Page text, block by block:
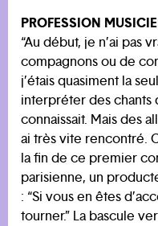
PROFESSION
“Au début, je n’ai pas
compagnons ou de
j’étais quasiment la
interpréter des chants
connaissait. Mais des
ai très vite rencontré.
la fin de ce premier
parisienne, un
: “Si vous en êtes
tourner.” La bascule